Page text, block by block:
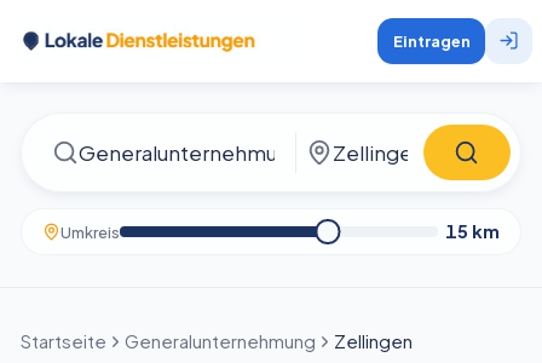
Eintragen
Umkreis 15 km
Startseite Generalunternehmung Zellingen